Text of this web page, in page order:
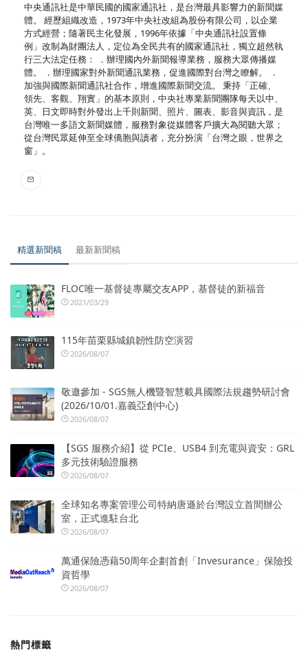
中央通訊社是中華民國的國家通訊社，是台灣最具影響力的新聞媒
體。 經歷組織改造，1973年中央社改組為股份有限公司，以企業
方式經營；隨著民主化發展，1996年依據「中央通訊社設置條
例」改制為財團法人，定位為全民共有的國家通訊社，獨立超然執
行三大法定任務： ．辦理國內外新聞報導業務，服務大眾傳播媒
體。 ．辦理國家對外新聞通訊業務，促進國際對台灣之瞭解。 ．
加強與國際新聞通訊社合作，增進國際新聞交流。 秉持「正確、
領先、客觀、翔實」的基本原則，中央社專業新聞團隊每天以中、
英、日文即時對外發出上千則新聞、照片、圖表、影音與資訊，是
台灣唯一多語文新聞媒體，服務對象從媒體客戶擴大為閱聽大眾；
從台灣民眾延伸至全球僑胞與讀者，充分扮演「台灣之眼，世界之
窗」。
精選新聞稿 最新新聞稿
FLOC唯一基督徒專屬交友APP，基督徒的新福音
2021/03/29
115年苗栗縣城鎮韌性防空演習
2026/08/07
敬邀參加 - SGS無人機暨智慧載具國際法規趨勢研討會
(2026/10/01.嘉義亞創中心)
2026/08/07
【SGS 服務介紹】從 PCIe、USB4 到充電與資安：GRL
多元技術驗證服務
2026/08/07
全球知名專案管理公司特納唐遜於台灣設立首間辦公
室，正式進駐台北
2026/08/07
萬通保險憑藉50周年企劃首創「Invesurance」保險投
資哲學
2026/08/07
熱門標籤